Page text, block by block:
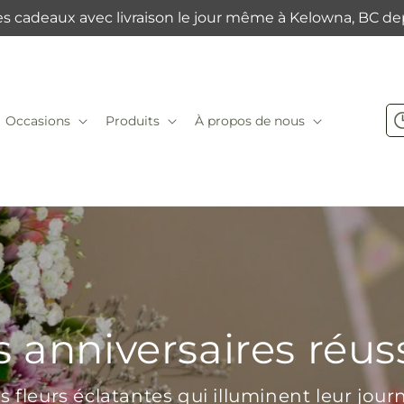
cadeaux avec livraison le jour même à Kelowna, BC
Occasions Produits À propos de nous
anniversaires
fleurs éclatantes qui illuminent leur